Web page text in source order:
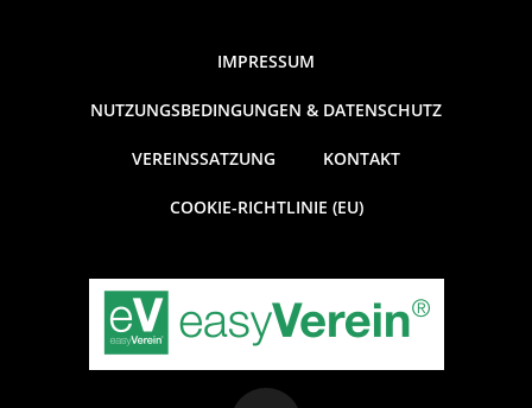
IMPRESSUM
NUTZUNGSBEDINGUNGEN & DATENSCHUTZ
VEREINSSATZUNG KONTAKT
COOKIE-RICHTLINIE (EU)